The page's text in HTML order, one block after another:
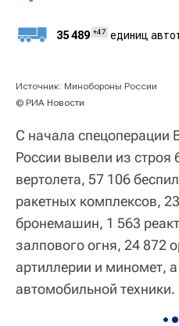
35 489 +47 единиц
Источник: Минобороны России
© РИА Новости
С начала спецоперации
России вывели из строя
вертолета, 57 106
ракетных комплексов,
бронемашин, 1 563
залпового огня, 24 872
артиллерии и миномет,
автомобильной техники.